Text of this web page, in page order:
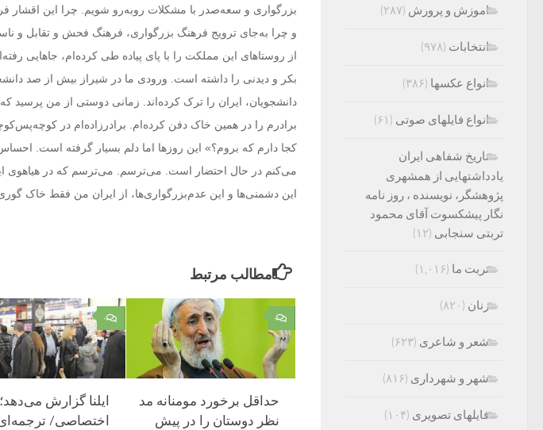
بزرگواری و سعه‌صدر با مشکلات روبه‌رو شویم. چرا این اقشار
و چرا به‌جای ترویج فرهنگ بزرگواری، فرهنگ فحش و تقابل و
از روستاهای این مملکت را با پای پیاده طی کرده‌ام، جاهایی
بکر و دیدنی را داشته است. ورودی ما در شیراز بیش از صد
دانشجویان، ایران را ترک کرده‌اند. زمانی دوستی از من پرسید
برادرم را در همین خاک دفن کرده‌ام. برادرزاده‌ام در
کجا دارم که بروم؟» این روزها اما دلم بسیار گرفته است.
می‌کنم در حال احتضار است. می‌ترسم. می‌ترسم که در هیاهوی
این دشمنی‌ها و این عدم‌بزرگواری‌ها، از ایران من فقط خاک
مطالب مرتبط
۰
ایلنا گزارش
اختصاصی/ ترجمه‌ای
۰
حداقل برخورد مومنانه مد
نظر دوستان را در پیش
اموزش و پرورش (۲۸۷)
انتخابات (۹۷۸)
انواع عکسها (۳۸۶)
انواع فایلهای صوتی (۶۱)
تاریخ شفاهی ایران
یادداشتهایی از همشهری
پژوهشگر، نویسنده ، روز نامه
نگار پیشکسوت آقای محمود
تربتی سنجابی (۱۲)
تربت ما (۱,۰۱۶)
زنان (۸۲۰)
شعر و شاعری (۶۲۳)
شهر و شهرداری (۸۱۶)
فایلهای تصویری (۱۰۴)